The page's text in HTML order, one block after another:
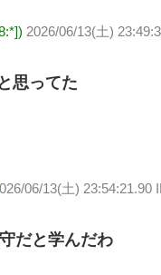
2026/06/13(土)
思ってた
06/13(土) 23:54:21.90
だと学んだわ